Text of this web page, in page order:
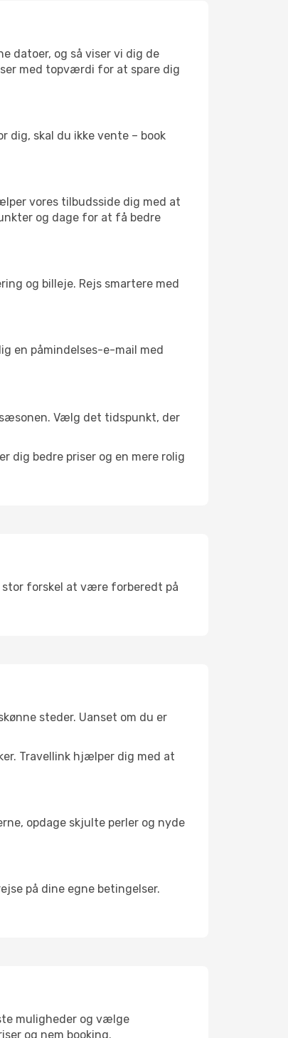
datoer, og så viser vi dig de
med topværdi for at spare dig
skal du ikke vente – book
vores tilbudsside dig med at
og dage for at få bedre
og billeje. Rejs smartere med
en påmindelses-e-mail med
Vælg det tidspunkt, der
dig bedre priser og en mere rolig
stor forskel at være forberedt på
steder. Uanset om du er
Travellink hjælper dig med at
opdage skjulte perler og nyde
på dine egne betingelser.
muligheder og vælge
og nem booking.